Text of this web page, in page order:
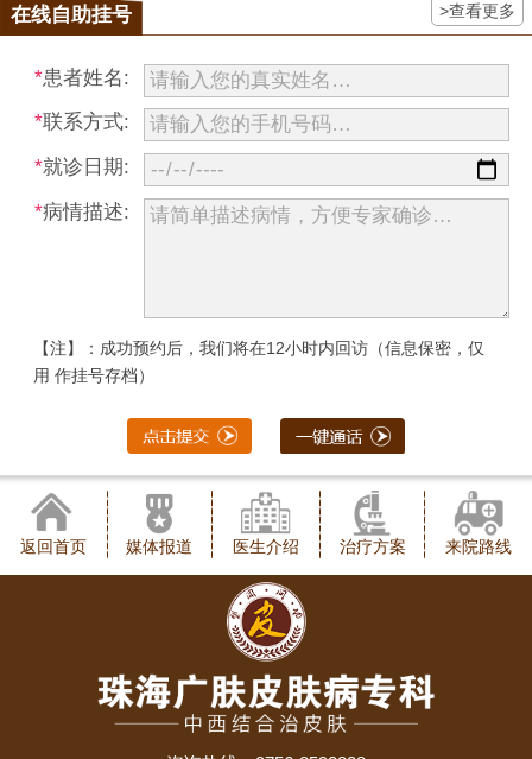
在线自助挂号 >查看更多
*患者姓名:
*联系方式:
*就诊日期:
*病情描述:
【注】：成功预约后，我们将在12小时内回访（信息保密，仅
用 作挂号存档）
返回首页 媒体报道 医生介绍 治疗方案 来院路线